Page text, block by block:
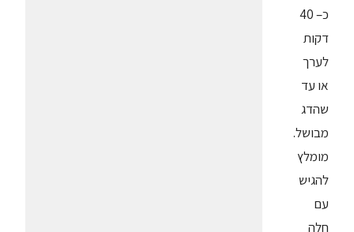
כ– 40
דקות
לערך
או עד
שהדג
מבושל.
מומלץ
להגיש
עם
חלה